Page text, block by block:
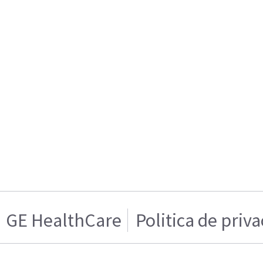
GE HealthCare Politica de